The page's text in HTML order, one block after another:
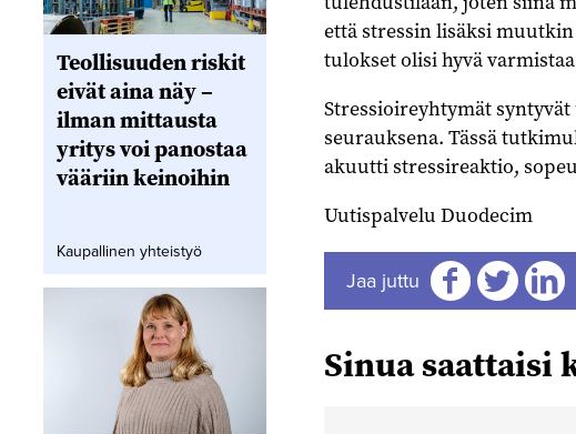
että stressin lisäksi
tulokset olisi hyvä
Stressioireyhtymät
seurauksena. Tässä
akuutti stressireaktio,
Uutispalvelu Duodecim
Jaa juttu
JaaJaaJaa
Sinua saattaisi
Teollisuuden riskit
eivät aina näy –
ilman mittausta
yritys voi panostaa
vääriin keinoihin
Kaupallinen yhteistyö